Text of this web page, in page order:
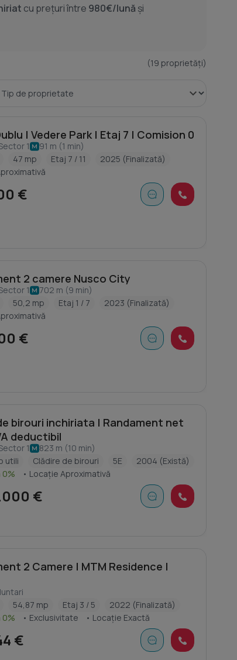
cu prețuri între 980€/lună și
(19 proprietăți)
Studio Dublu | Vedere Park | Etaj 7 | Comision 0
1
91 m (1 min)
47 mp Etaj 7 / 11
2025 (Finalizată)
€
2 camere Nusco City
1
702 m (9 min)
50,2 mp Etaj 1 / 7
2023 (Finalizată)
€
birouri inchiriata | Randament net
deductibil
1
823 m (10 min)
utili
Clădire de birouri 5E
2004 (Există)
0%
• Locație Aproximativă
€
2 Camere | MTM Residence |
54,87 mp Etaj 3 / 5
2022 (Finalizată)
0%
• Exclusivitate • Locație Exactă
€